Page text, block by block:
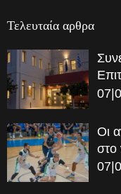
Τελευταία αρθρα
Οι
στο